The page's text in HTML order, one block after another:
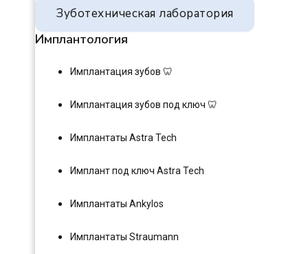
Зуботехническая лаборатория
Имплантология
Имплантация зубов 🦷
Имплантация зубов под ключ 🦷
Имплантаты Astra Tech
Имплант под ключ Astra Tech
Имплантаты Ankylos
Имплантаты Straumann